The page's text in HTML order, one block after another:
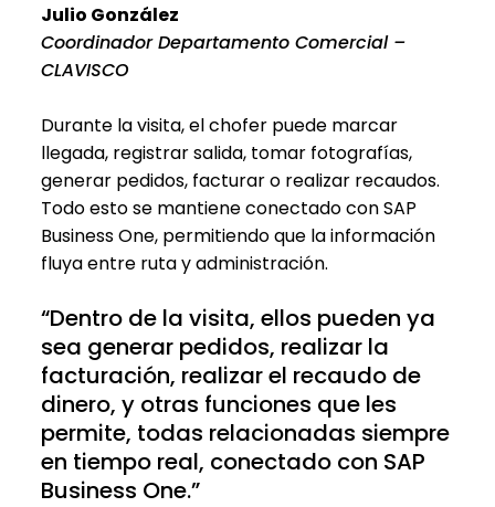
Julio González
Coordinador Departamento Comercial –
CLAVISCO
Durante la visita, el chofer puede marcar
llegada, registrar salida, tomar fotografías,
generar pedidos, facturar o realizar recaudos.
Todo esto se mantiene conectado con SAP
Business One, permitiendo que la información
fluya entre ruta y administración.
“Dentro de la visita, ellos pueden ya
sea generar pedidos, realizar la
facturación, realizar el recaudo de
dinero, y otras funciones que les
permite, todas relacionadas siempre
en tiempo real, conectado con SAP
Business One.”